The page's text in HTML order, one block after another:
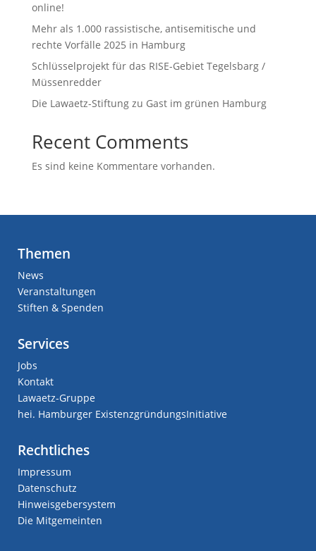
online!
Mehr als 1.000 rassistische, antisemitische und
rechte Vorfälle 2025 in Hamburg
Schlüsselprojekt für das RISE-Gebiet Tegelsbarg /
Müssenredder
Die Lawaetz-Stiftung zu Gast im grünen Hamburg
Recent Comments
Es sind keine Kommentare vorhanden.
Themen
News
Veranstaltungen
Stiften & Spenden
Services
Jobs
Kontakt
Lawaetz-Gruppe
hei. Hamburger ExistenzgründungsInitiative
Rechtliches
Impressum
Datenschutz
Hinweisgebersystem
Die Mitgemeinten